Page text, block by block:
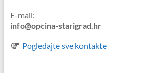
E-mail:
info@opcina-starigrad.hr
Pogledajte sve kontakte